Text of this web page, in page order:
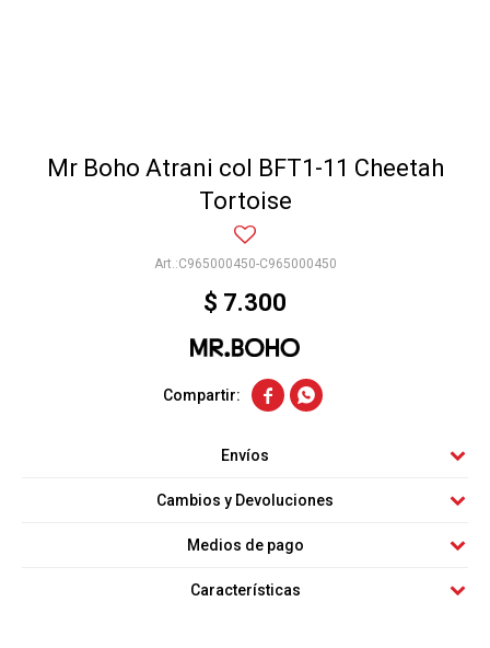
Mr Boho Atrani col BFT1-11 Cheetah
Tortoise
C965000450-C965000450
$ 7.300
 
Envíos
Cambios y Devoluciones
Medios de pago
Características